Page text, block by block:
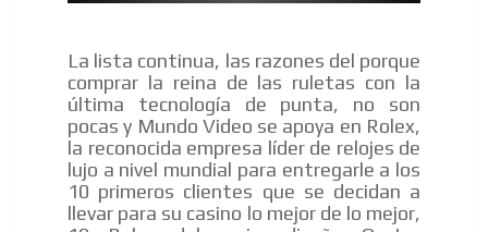
La lista continua, las razones del porque
comprar la reina de las ruletas con la
última tecnología de punta, no son
pocas y Mundo Video se apoya en Rolex,
la reconocida empresa líder de relojes de
lujo a nivel mundial para entregarle a los
10 primeros clientes que se decidan a
llevar para su casino lo mejor de lo mejor,